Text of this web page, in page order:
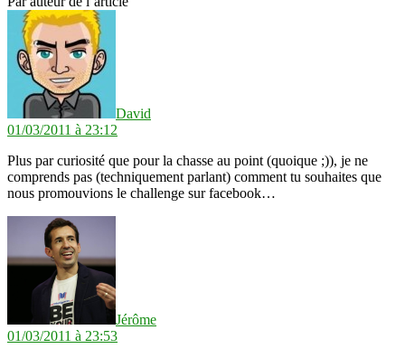
David
01/03/2011 à 23:12
Plus par curiosité que pour la chasse au point (quoique ;)), je ne
comprends pas (techniquement parlant) comment tu souhaites que
nous promouvions le challenge sur facebook…
Jérôme
01/03/2011 à 23:53